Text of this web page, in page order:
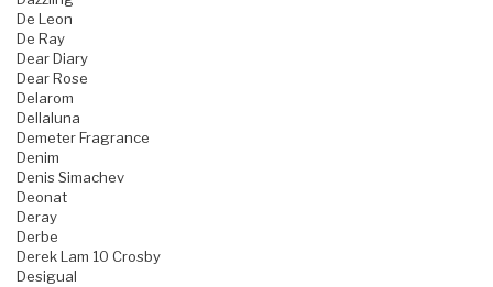
De Leon
De Ray
Dear Diary
Dear Rose
Delarom
Dellaluna
Demeter Fragrance
Denim
Denis Simachev
Deonat
Deray
Derbe
Derek Lam 10 Crosby
Desigual